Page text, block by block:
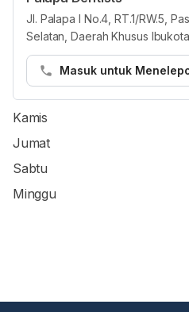
Jl. Palapa I No.4, RT.1/RW.5,
Selatan, Daerah Khusus
Masuk untuk
Jam reguler
Senin
Selasa
Kamis
Jumat
Sabtu
Minggu